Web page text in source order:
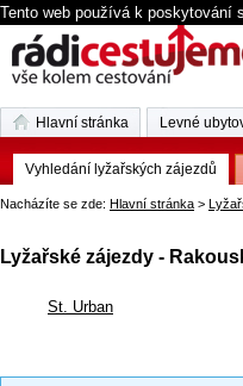
Tento web používá k poskytování
Nacházíte se zde: Hlavní stránka >
Lyžařské zájezdy -
St. Urban
Hlavní stránka Levné
Vyhledání lyžařských zájezdů